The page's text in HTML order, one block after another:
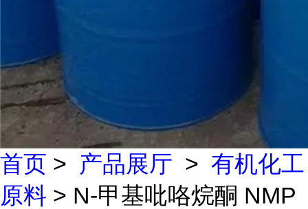
首页 > 产品展厅 > 有机化工
原料 > N-甲基吡咯烷酮 NMP